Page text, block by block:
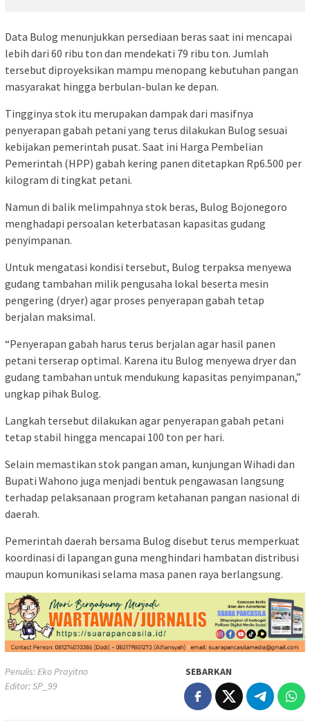
Data Bulog menunjukkan persediaan beras saat ini mencapai
lebih dari 60 ribu ton dan mendekati 79 ribu ton. Jumlah
tersebut diproyeksikan mampu menopang kebutuhan pangan
masyarakat hingga berbulan-bulan ke depan.
Tingginya stok itu merupakan dampak dari masifnya
penyerapan gabah petani yang terus dilakukan Bulog sesuai
kebijakan pemerintah pusat. Saat ini Harga Pembelian
Pemerintah (HPP) gabah kering panen ditetapkan Rp6.500 per
kilogram di tingkat petani.
Namun di balik melimpahnya stok beras, Bulog Bojonegoro
menghadapi persoalan keterbatasan kapasitas gudang
penyimpanan.
Untuk mengatasi kondisi tersebut, Bulog terpaksa menyewa
gudang tambahan milik pengusaha lokal beserta mesin
pengering (dryer) agar proses penyerapan gabah tetap
berjalan maksimal.
“Penyerapan gabah harus terus berjalan agar hasil panen
petani terserap optimal. Karena itu Bulog menyewa dryer dan
gudang tambahan untuk mendukung kapasitas penyimpanan,”
ungkap pihak Bulog.
Langkah tersebut dilakukan agar penyerapan gabah petani
tetap stabil hingga mencapai 100 ton per hari.
Selain memastikan stok pangan aman, kunjungan Wihadi dan
Bupati Wahono juga menjadi bentuk pengawasan langsung
terhadap pelaksanaan program ketahanan pangan nasional di
daerah.
Pemerintah daerah bersama Bulog disebut terus memperkuat
koordinasi di lapangan guna menghindari hambatan distribusi
maupun komunikasi selama masa panen raya berlangsung.
Penulis: Eko Prayitno
Editor: SP_99
SEBARKAN